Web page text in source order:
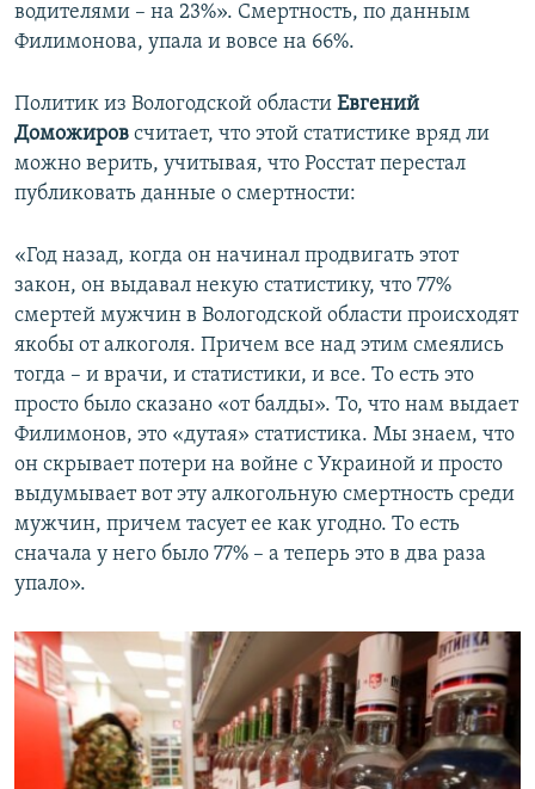
водителями – на 23%». Смертность, по данным
Филимонова, упала и вовсе на 66%.
Политик из Вологодской области Евгений
Доможиров считает, что этой статистике вряд ли
можно верить, учитывая, что Росстат перестал
публиковать данные о смертности:
«Год назад, когда он начинал продвигать этот
закон, он выдавал некую статистику, что 77%
смертей мужчин в Вологодской области происходят
якобы от алкоголя. Причем все над этим смеялись
тогда – и врачи, и статистики, и все. То есть это
просто было сказано «от балды». То, что нам выдает
Филимонов, это «дутая» статистика. Мы знаем, что
он скрывает потери на войне с Украиной и просто
выдумывает вот эту алкогольную смертность среди
мужчин, причем тасует ее как угодно. То есть
сначала у него было 77% – а теперь это в два раза
упало».